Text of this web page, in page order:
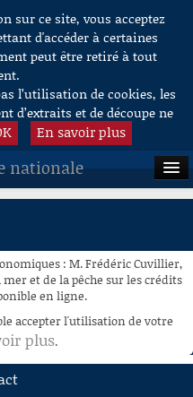
sur ce site, vous acceptez
d'accéder à certaines
peut être retiré à tout
l’utilisation de cookies, les
d’extraits et de découpe ne
En savoir plus
nationale
: M. Frédéric Cuvillier,
et de la pêche sur les crédits
en ligne.
accepter l'utilisation de votre
plus.